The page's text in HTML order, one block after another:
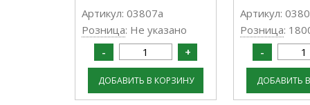
Артикул: 03807а
Розница: Не указано
Артикул:
Розница: